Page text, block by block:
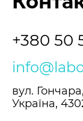
+380 50
вул.
Україна,